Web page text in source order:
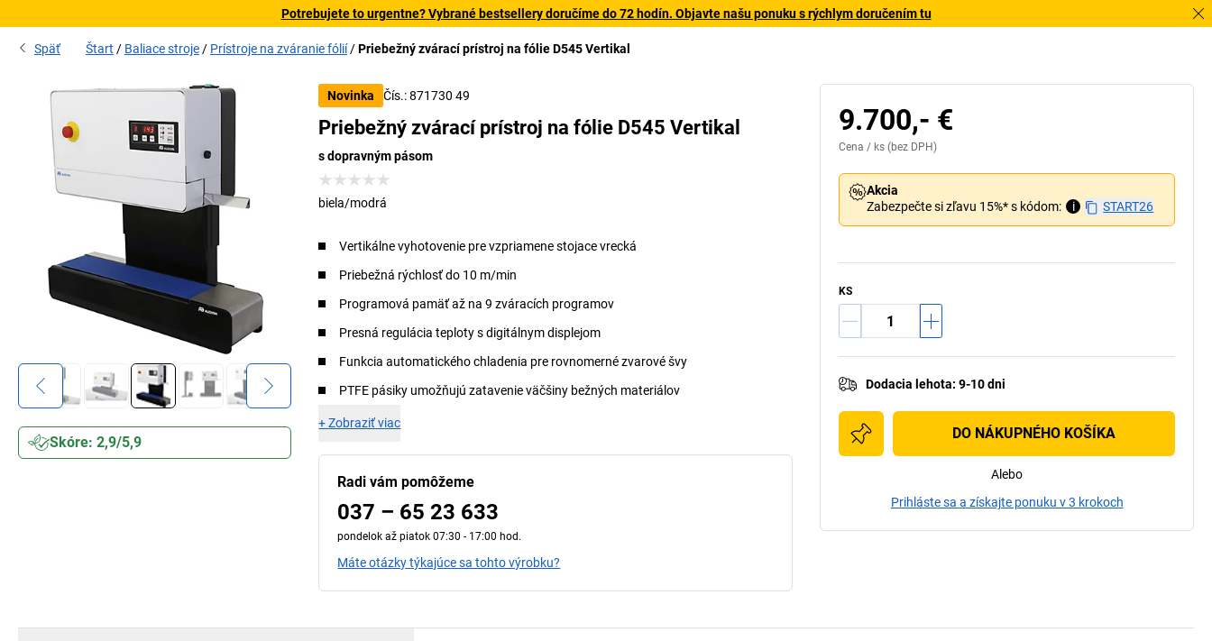
Potrebujete to urgentne? Vybrané bestsellery doručíme do 72 hodín. Objavte našu ponuku s rýchlym doručením tu
Späť Štart Baliace stroje Prístroje na zváranie fólií Priebežný zvárací prístroj na fólie D545 Vertikal
Skóre: 2,9/5,9
Novinka Čís.: 871730 49
Priebežný zvárací prístroj na fólie D545 Vertikal
s dopravným pásom
biela/modrá
Vertikálne vyhotovenie pre vzpriamene stojace vrecká
Priebežná rýchlosť do 10 m/min
Programová pamäť až na 9 zváracích programov
Presná regulácia teploty s digitálnym displejom
Funkcia automatického chladenia pre rovnomerné zvarové švy
PTFE pásiky umožňujú zatavenie väčšiny bežných materiálov
+Zobraziť viac
Radi vám pomôžeme
037 – 65 23 633
pondelok až piatok 07:30 - 17:00 hod.
Máte otázky týkajúce sa tohto výrobku?
9.700,- €
Cena / ks (bez DPH)
Akcia
Zabezpečte si zľavu 15%* s kódom:
i START26
KS
Dodacia lehota:9-10 dni
DO NÁKUPNÉHO KOŠÍKA
Alebo
Prihláste sa a získajte ponuku v 3 krokoch